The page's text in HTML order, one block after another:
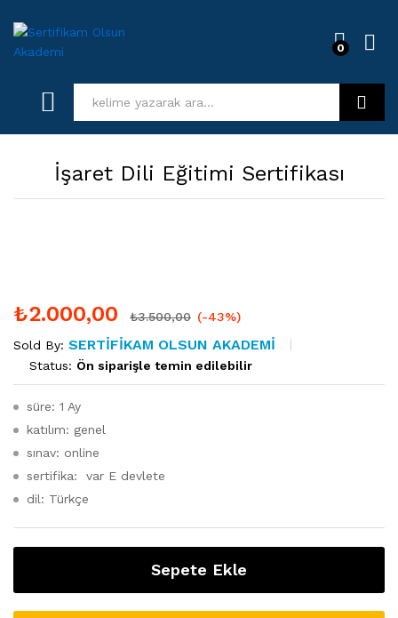
0
İşaret Dili Eğitimi Sertifikası
₺2.000,00 ₺3.500,00 (-43%)
Sold By: SERTIFIKAM OLSUN AKADEMI
Status: Ön siparişle temin edilebilir
süre: 1 Ay
katılım: genel
sınav: online
sertifika: var E devlete
dil: Türkçe
Sepete Ekle